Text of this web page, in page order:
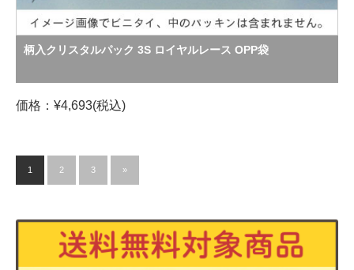
柄入クリスタルパック 3S ロイヤルレース OPP袋
価格：¥4,693(税込)
1 2 3 »